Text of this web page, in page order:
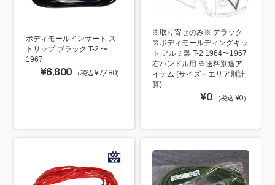
ボディモールインサート ス
トリップ ブラック T-2 〜
1967
¥6,800 （税込 ¥7,480）
※取り寄せのみ※ デラック
スボディモールディングキッ
ト アルミ製 T-2 1964〜1967
右ハンドル用 ※送料別途ア
イテム (サイズ・エリア別計
算)
¥0 （税込 ¥0）